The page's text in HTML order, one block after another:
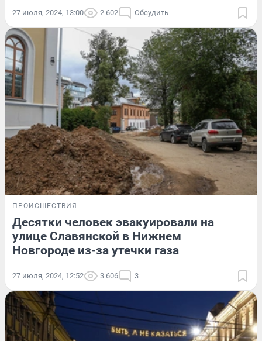
27 июля, 2024, 13:00 2 602 Обсудить
ПРОИСШЕСТВИЯ
Десятки человек эвакуировали на
улице Славянской в Нижнем
Новгороде из-за утечки газа
27 июля, 2024, 12:52 3 606 3